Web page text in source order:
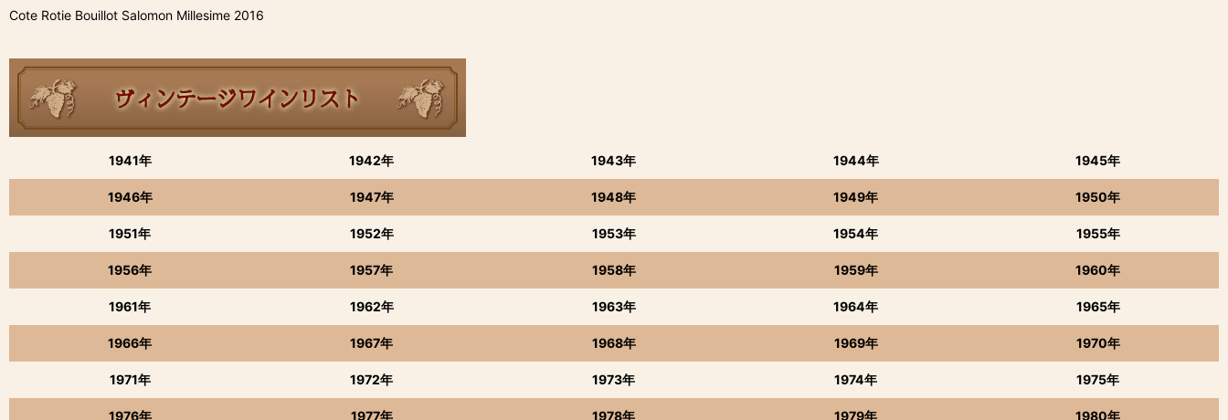
Cote Rotie Bouillot Salomon Millesime 2016
1941年 1942年 1943年 1944年 1945年
1946年 1947年 1948年 1949年 1950年
1951年 1952年 1953年 1954年 1955年
1956年 1957年 1958年 1959年 1960年
1961年 1962年 1963年 1964年 1965年
1966年 1967年 1968年 1969年 1970年
1971年 1972年 1973年 1974年 1975年
1976年 1977年 1978年 1979年 1980年